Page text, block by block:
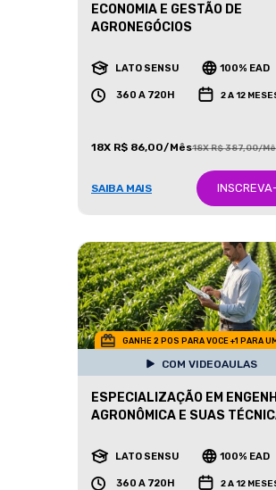
ECONOMIA E GESTÃO DE
AGRONEGÓCIOS
LATO SENSU 100% EAD
360 A 720H 2 A 12
18X R$ 86,00/Mês18X R$ 387,00/
SAIBA MAIS
GANHE 2 POS PARA VOCE +1 PARA
COM VIDEOAULAS
ESPECIALIZAÇÃO EM
AGRONÔMICA E SUAS
LATO SENSU 100% EAD
360 A 720H 2 A 12